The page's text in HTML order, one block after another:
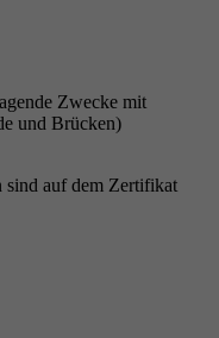
Zwecke mit
und Brücken)
sind auf dem Zertifikat